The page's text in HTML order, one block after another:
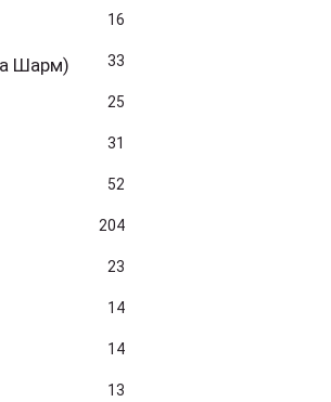
16
Шарм) 33
25
31
52
204
23
14
14
13